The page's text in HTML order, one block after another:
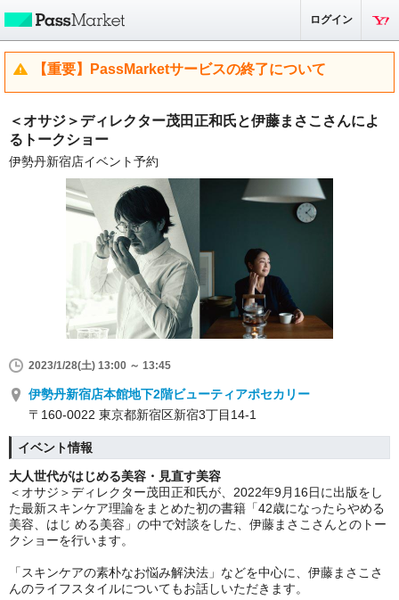
ログイン
【重要】PassMarketサービスの終了について
＜オサジ＞ディレクター茂田正和氏と伊藤まさこさんによ
るトークショー
伊勢丹新宿店イベント予約
2023/1/28(土) 13:00 ～ 13:45
伊勢丹新宿店本館地下2階ビューティアポセカリー
〒160-0022 東京都新宿区新宿3丁目14-1
イベント情報
大人世代がはじめる美容・見直す美容
＜オサジ＞ディレクター茂田正和氏が、2022年9月16日に出版をし
た最新スキンケア理論をまとめた初の書籍「42歳になったらやめる
美容、はじ める美容」の中で対談をした、伊藤まさこさんとのトー
クショーを行います。
「スキンケアの素朴なお悩み解決法」などを中心に、伊藤まさこさ
んのライフスタイルについてもお話しいただきます。